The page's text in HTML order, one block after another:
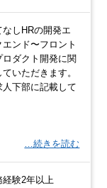
しHRの開発エ
ンド〜フロント
ダクト開発に関
いただきます。
下部に記載して
…続きを読む
経験2年以上